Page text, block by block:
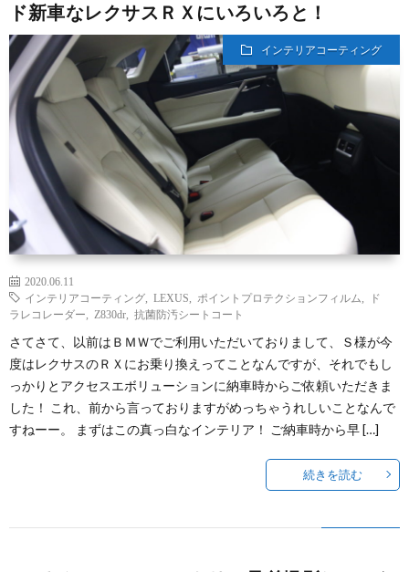
ド新車なレクサスＲＸにいろいろと！
インテリアコーティング
2020.06.11
インテリアコーティング
LEXUS ポイントプロテクションフィルム
ド
ラレコレーダー
Z830dr 抗菌防汚シートコート
さてさて、以前はＢＭＷでご利用いただいておりまして、Ｓ様が今
度はレクサスのＲＸにお乗り換えってことなんですが、それでもし
っかりとアクセスエボリューションに納車時からご依頼いただきま
した！ これ、前から言っておりますがめっちゃうれしいことなんで
すねーー。 まずはこの真っ白なインテリア！ ご納車時から早 […]
続きを読む